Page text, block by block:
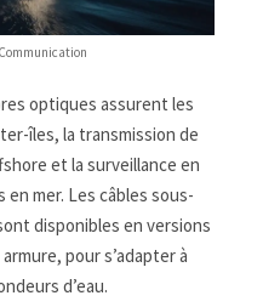
optiques assurent les
îles, la transmission de
et la surveillance en
mer. Les câbles sous-
disponibles en versions
pour s’adapter à
d’eau.